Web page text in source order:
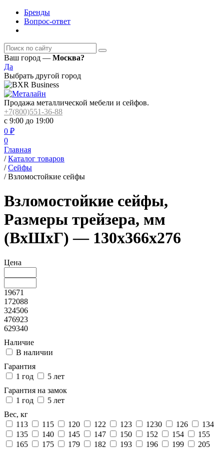
Бренды
Вопрос-ответ
Ваш город — Москва?
Да
Выбрать другой город
Продажа металлической мебели и сейфов.
+7(800)551-36-88
с 9:00 до 19:00
0 ₽
0
Главная
/ Каталог товаров
/ Сейфы
/ Взломостойкие сейфы
Взломостойкие сейфы,
Размеры трейзера, мм
(ВхШхГ) — 130х366х276
Цена
19671
172088
324506
476923
629340
Наличие
В наличии
Гарантия
1 год
5 лет
Гарантия на замок
1 год
5 лет
Вес, кг
113
115 120 122 123 1230 126
134
135
140 145 147 150 152 154
155
165
175 179 182 193 196 199
205